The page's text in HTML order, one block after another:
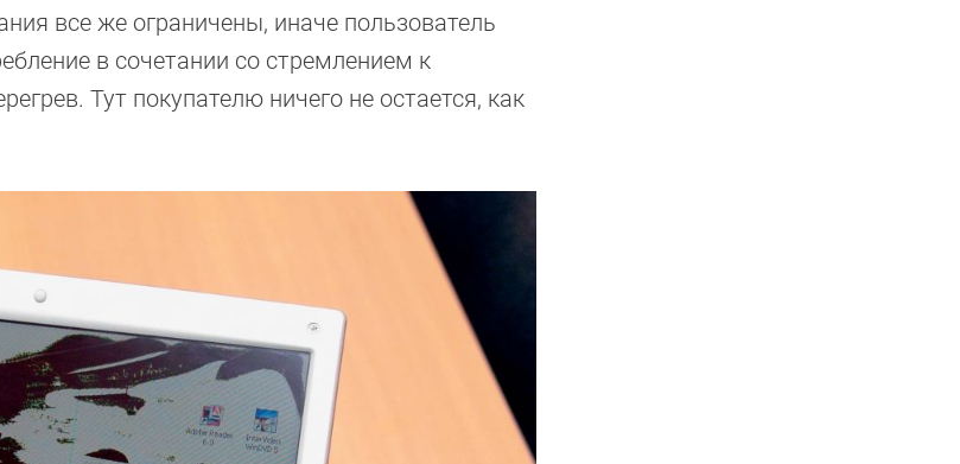
все же ограничены, иначе пользователь
в сочетании со стремлением к
Тут покупателю ничего не остается, как